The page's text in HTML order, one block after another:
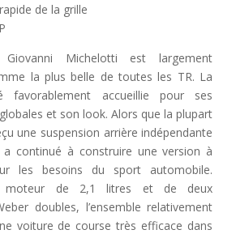
de la grille
Michelotti est largement
la plus belle de toutes les TR. La
accueillie pour ses
et son look. Alors que la plupart
une suspension arrière indépendante
a continué à construire une version à
les besoins du sport automobile.
moteur de 2,1 litres et de deux
doubles, l’ensemble relativement
voiture de course très efficace dans